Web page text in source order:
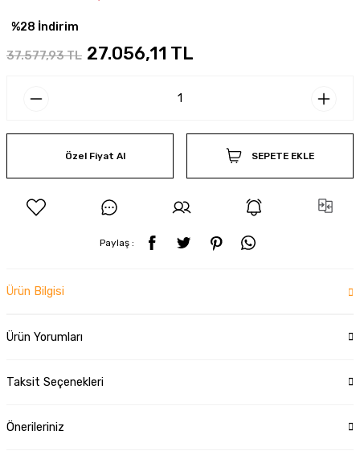
%28 İndirim
37.577,93 TL 27.056,11 TL
Özel Fiyat Al SEPETE EKLE
Paylaş :
Ürün Bilgisi
Ürün Yorumları
Taksit Seçenekleri
Önerileriniz